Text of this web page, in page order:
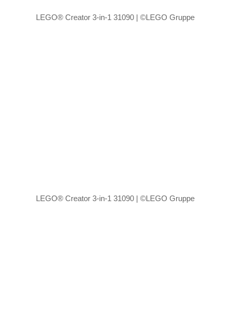
LEGO® Creator 3-in-1 31090 | ©LEGO Gruppe
LEGO® Creator 3-in-1 31090 | ©LEGO Gruppe